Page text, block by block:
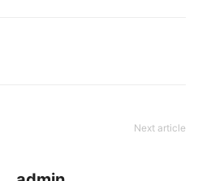
Next article